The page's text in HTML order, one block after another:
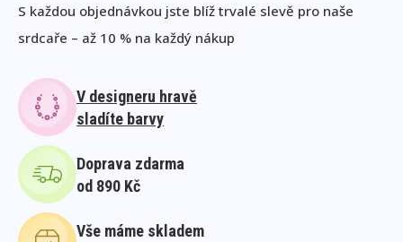
S každou objednávkou jste blíž trvalé slevě pro naše
srdcaře – až 10 % na každý nákup
V designeru hravě
sladíte barvy
Doprava zdarma
od 890 Kč
Vše máme skladem